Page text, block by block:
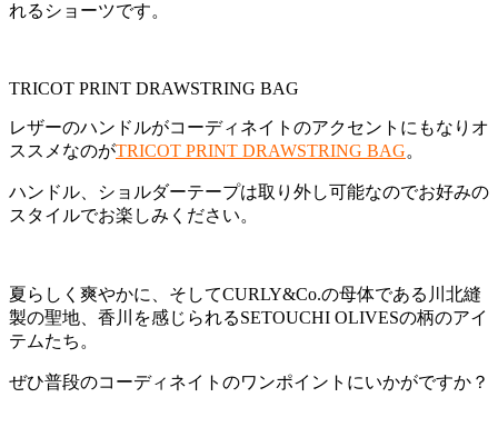
れるショーツです。
TRICOT PRINT DRAWSTRING BAG
レザーのハンドルがコーディネイトのアクセントにもなりオ
ススメなのがTRICOT PRINT DRAWSTRING BAG。
ハンドル、ショルダーテープは取り外し可能なのでお好みの
スタイルでお楽しみください。
夏らしく爽やかに、そしてCURLY&Co.の母体である川北縫
製の聖地、香川を感じられるSETOUCHI OLIVESの柄のアイ
テムたち。
ぜひ普段のコーディネイトのワンポイントにいかがですか？